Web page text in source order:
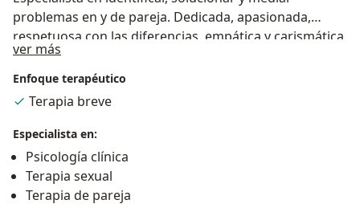
problemas en y de pareja. Dedicada, apasionada,
respetuosa con las diferencias, empática y carismática.
Experiencia laboral en consulta privada , secretaría de
salud, secretaría de Educación, programas de
discapacidad en la ciudad de Medellín y consulta
externa en EPS.
ver más
Enfoque terapéutico
Terapia breve
Especialista en:
Psicología clínica
Terapia sexual
Terapia de pareja